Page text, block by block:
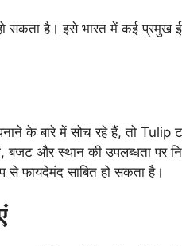
सकता है। इसे भारत में कई प्रमुख
के बारे में सोच रहे हैं, तो Tulip
और स्थान की उपलब्धता पर
से फायदेमंद साबित हो सकता है।